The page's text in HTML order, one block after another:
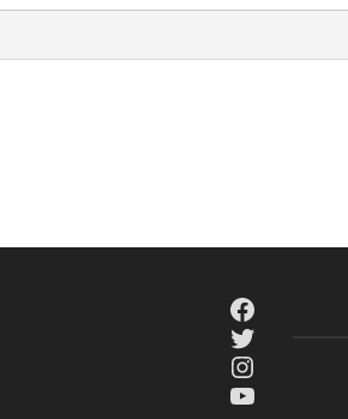
Facebook
Twitter
Instagram
YouTube